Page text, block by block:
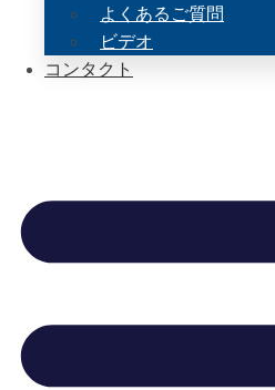
よくあるご質問
ビデオ
コンタクト